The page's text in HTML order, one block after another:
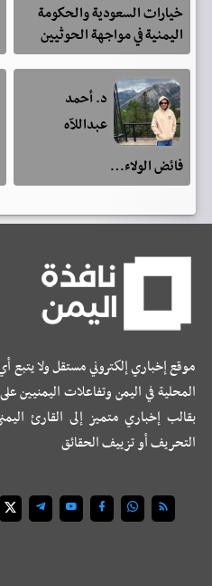
خيارات السعودية والحكومة
اليمنية في مواجهة الحوثيين
د. أحمد
عبداللآه
فائض الولاء…
موقع إخباري إلكتروني مستقل ولا
المحلية في اليمن وتفاعلات اليمنيين
بقالب إخباري متميز إلى القارئ
التحريف أو تزييف الحقائق